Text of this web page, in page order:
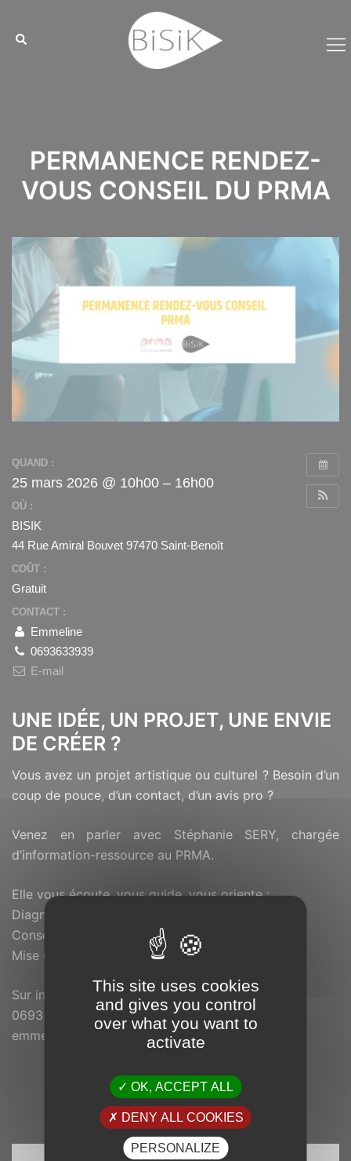
PERMANENCE RENDEZ-
VOUS CONSEIL DU PRMA
QUAND :
25 mars 2026 @ 10h00 – 16h00
OÙ :
BISIK
44 Rue Amiral Bouvet 97470 Saint-Benoît
COÛT :
Gratuit
CONTACT :
Emmeline
0693633939
E-mail
UNE IDÉE, UN PROJET, UNE ENVIE
DE CRÉER ?
Vous avez un projet artistique ou culturel ? Besoin d’un
coup de pouce, d’un contact, d’un avis pro ?
Venez en parler avec Stéphanie SERY, chargée
d’information-ressource au PRMA.
Elle vous écoute, vous guide, vous oriente :
Diagnostic personnalisé
Conseils, documentation, expertise
Mise en réseau
Sur inscription uniquement – places limitées !
0693 63 39 39
emmeline@bisik.re
Cookies management panel
This site uses cookies
and gives you control
over what you want to
activate
OK, ACCEPT ALL
DENY ALL COOKIES
PERSONALIZE